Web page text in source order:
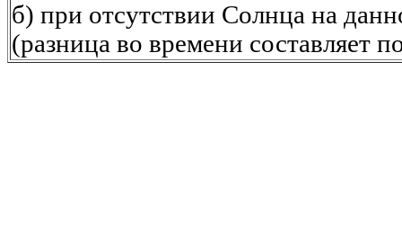
б) при отсутствии Солнца на
(разница во времени составляет